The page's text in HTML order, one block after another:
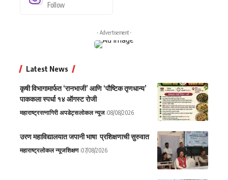
Follow
- Advertisement -
Latest News
कृषी विभागामार्फत ‘रानभाजी’ आणि ‘पौष्टिक तृणधान्य’
पाककला स्पर्धा १४ ऑगस्ट रोजी
महाराष्ट्ररत्नागिरी अपडेट्सलोकल न्यूज 08/08/2026
उरण महाविद्यालयात जपानी भाषा प्रशिक्षणाची सुरुवात
महाराष्ट्रलोकल न्यूजशिक्षण 07/08/2026